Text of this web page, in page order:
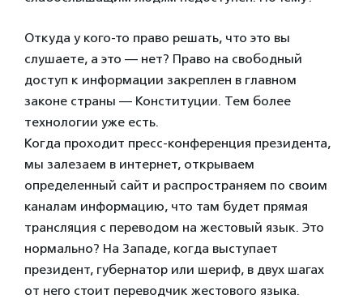
Откуда у кого-то право решать, что это вы
слушаете, а это — нет? Право на свободный
доступ к информации закреплен в главном
законе страны — Конституции. Тем более
технологии уже есть.
Когда проходит пресс-конференция президента,
мы залезаем в интернет, открываем
определенный сайт и распространяем по своим
каналам информацию, что там будет прямая
трансляция с переводом на жестовый язык. Это
нормально? На Западе, когда выступает
президент, губернатор или шериф, в двух шагах
от него стоит переводчик жестового языка.